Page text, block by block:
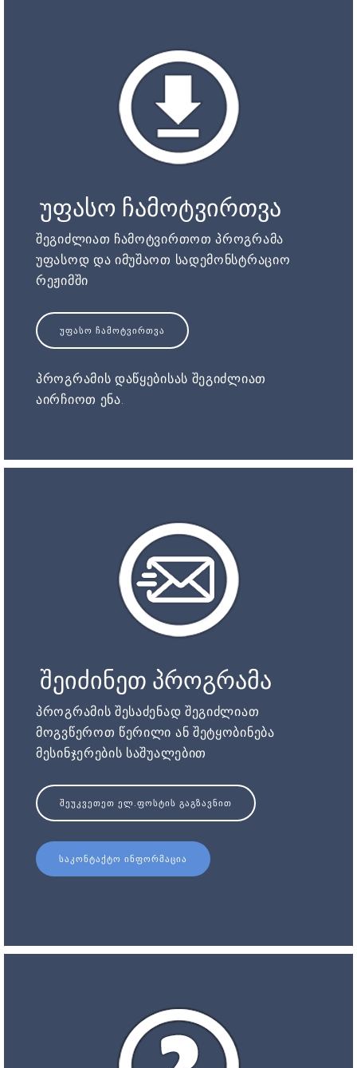
უფასო ჩამოტვირთვა
შეგიძლიათ ჩამოტვირთოთ პროგრამა
უფასოდ და იმუშაოთ სადემონსტრაციო
რეჟიმში
ᲣᲤᲐᲡᲝ ᲩᲐᲛᲝᲢᲕᲘᲠᲗᲕᲐ
პროგრამის დაწყებისას შეგიძლიათ
აირჩიოთ ენა.
შეიძინეთ პროგრამა
პროგრამის შესაძენად შეგიძლიათ
მოგვწეროთ წერილი ან შეტყობინება
მესინჯერების საშუალებით
ᲨᲔᲣᲙᲕᲔᲗᲔᲗ ᲔᲚ.ᲤᲝᲡᲢᲘᲡ ᲒᲐᲒᲖᲐᲕᲜᲘᲗ
ᲡᲐᲙᲝᲜᲢᲐᲥᲢᲝ ᲘᲜᲤᲝᲠᲛᲐᲪᲘᲐ